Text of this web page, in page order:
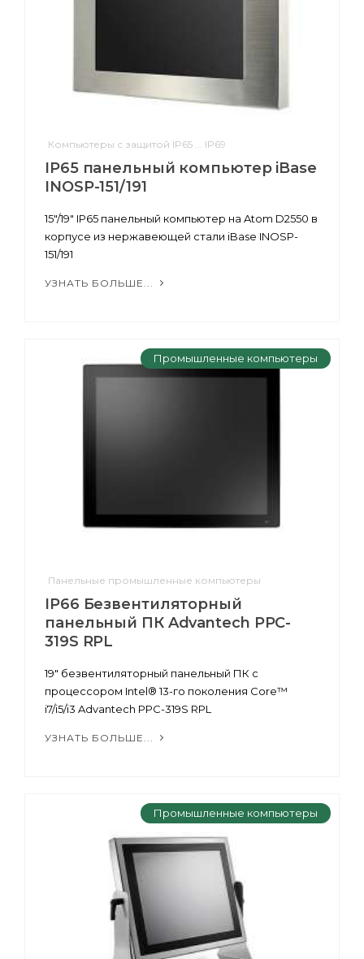
Компьютеры с защитой IP65 ... IP69
IP65 панельный компьютер iBase
INOSP-151/191
15"/19" IP65 панельный компьютер на Atom D2550 в
корпусе из нержавеющей стали iBase INOSP-
151/191
УЗНАТЬ БОЛЬШЕ...
Промышленные компьютеры
Панельные промышленные компьютеры
IP66 Безвентиляторный
панельный ПК Advantech PPC-
319S RPL
19" безвентиляторный панельный ПК с
процессором Intel® 13-го поколения Core™
i7/i5/i3 Advantech PPC-319S RPL
УЗНАТЬ БОЛЬШЕ...
Промышленные компьютеры